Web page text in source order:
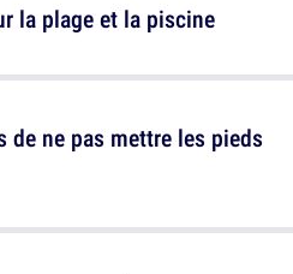
ne pas mettre les pieds
la plage et la piscine